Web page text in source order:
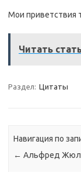
Мои приветствия
Читать
Раздел: Цитаты
Навигация по
← Альфред